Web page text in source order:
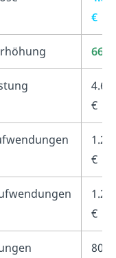
€
€
€
€